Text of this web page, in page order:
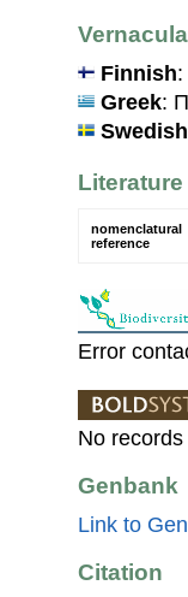
Finnish
Greek:
Swedish
Literature
nomenclatural
reference
Error
No
Genbank
Link to
Citation